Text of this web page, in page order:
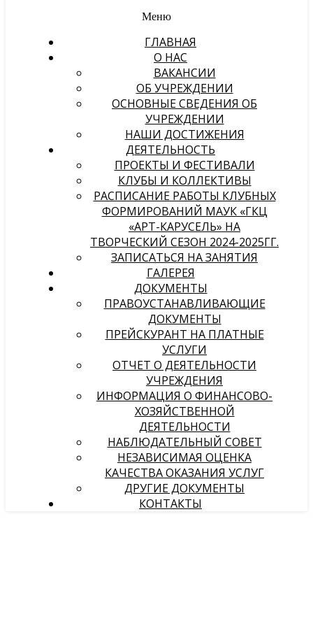
Меню
ГЛАВНАЯ
О НАС
ВАКАНСИИ
ОБ УЧРЕЖДЕНИИ
ОСНОВНЫЕ СВЕДЕНИЯ ОБ
УЧРЕЖДЕНИИ
НАШИ ДОСТИЖЕНИЯ
ДЕЯТЕЛЬНОСТЬ
ПРОЕКТЫ И ФЕСТИВАЛИ
КЛУБЫ И КОЛЛЕКТИВЫ
РАСПИСАНИЕ РАБОТЫ КЛУБНЫХ
ФОРМИРОВАНИЙ МАУК «ГКЦ
«АРТ-КАРУСЕЛЬ» НА
ТВОРЧЕСКИЙ СЕЗОН 2024-2025ГГ.
ЗАПИСАТЬСЯ НА ЗАНЯТИЯ
ГАЛЕРЕЯ
ДОКУМЕНТЫ
ПРАВОУСТАНАВЛИВАЮЩИЕ
ДОКУМЕНТЫ
ПРЕЙСКУРАНТ НА ПЛАТНЫЕ
УСЛУГИ
ОТЧЕТ О ДЕЯТЕЛЬНОСТИ
УЧРЕЖДЕНИЯ
ИНФОРМАЦИЯ О ФИНАНСОВО-
ХОЗЯЙСТВЕННОЙ
ДЕЯТЕЛЬНОСТИ
НАБЛЮДАТЕЛЬНЫЙ СОВЕТ
НЕЗАВИСИМАЯ ОЦЕНКА
КАЧЕСТВА ОКАЗАНИЯ УСЛУГ
ДРУГИЕ ДОКУМЕНТЫ
КОНТАКТЫ